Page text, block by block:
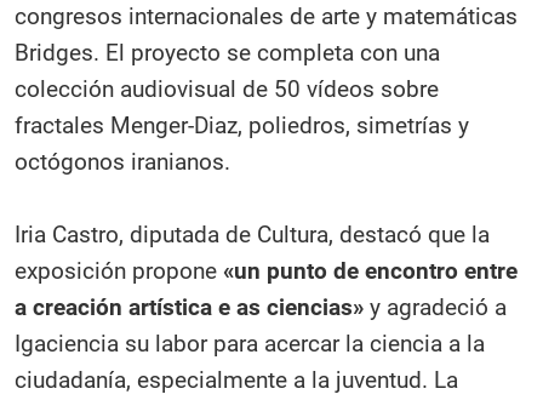
congresos internacionales de arte y matemáticas
Bridges. El proyecto se completa con una
colección audiovisual de 50 vídeos sobre
fractales Menger-Diaz, poliedros, simetrías y
octógonos iranianos.
Iria Castro, diputada de Cultura, destacó que la
exposición propone «un punto de encontro entre
a creación artística e as ciencias» y agradeció a
Igaciencia su labor para acercar la ciencia a la
ciudadanía, especialmente a la juventud. La